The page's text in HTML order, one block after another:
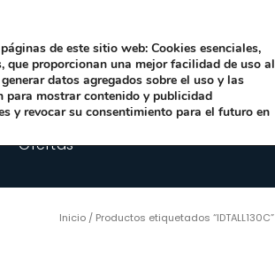
Ofertas
Inicio/ Productos etiquetados “IDTALL130C”
de este sitio web: Cookies esenciales,
proporcionan una mejor facilidad de uso al
datos agregados sobre el uso y las
para mostrar contenido y publicidad
y revocar su consentimiento para el futuro en